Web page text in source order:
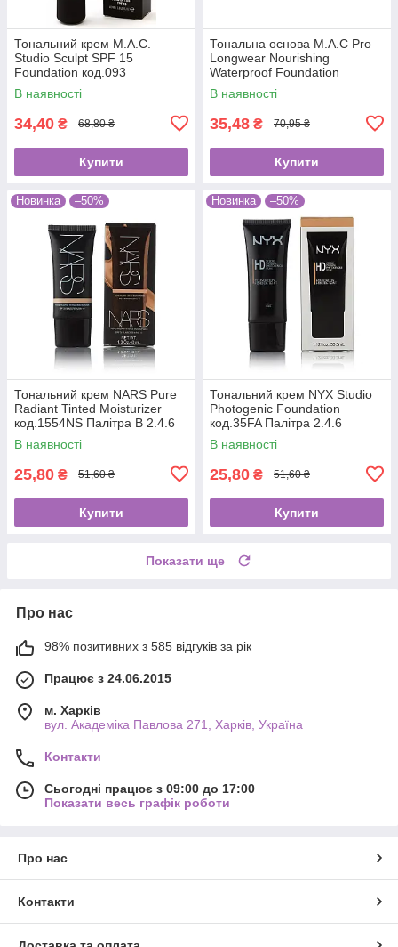
Тональний крем М.А.С.
Studio Sculpt SPF 15
Foundation код.093
В наявності
34,40 ₴ 68,80 ₴
Купити
Тональна основа M.A.C Pro
Longwear Nourishing
Waterproof Foundation
код.2039
В наявності
35,48 ₴ 70,95 ₴
Купити
Новинка –50%
Тональний крем NARS Pure
Radiant Tinted Moisturizer
код.1554NS Палітра В 2.4.6
В наявності
25,80 ₴ 51,60 ₴
Купити
Новинка –50%
Тональний крем NYX Studio
Photogenic Foundation
код.35FA Палітра 2.4.6
В наявності
25,80 ₴ 51,60 ₴
Купити
Показати ще
Про нас
98% позитивних з 585 відгуків за рік
Працює з 24.06.2015
м. Харків
вул. Академіка Павлова 271, Харків, Україна
Контакти
Сьогодні працює з 09:00 до 17:00
Показати весь графік роботи
Про нас
Контакти